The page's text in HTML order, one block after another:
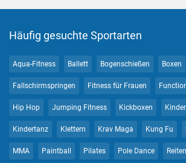
Häufig gesuchte Sportarten
Aqua-Fitness Ballett Bogenschießen Boxen
Fallschirmspringen Fitness für Frauen
Hip Hop Jumping Fitness Kickboxen
Kindertanz Klettern Krav Maga Kung Fu
MMA Paintball Pilates Pole Dance Reiten